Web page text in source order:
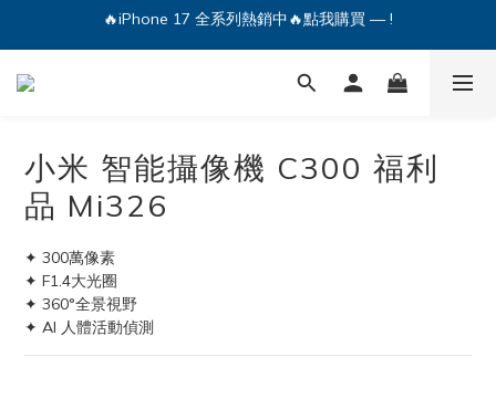
🔥iPhone 17 全系列熱銷中🔥點我購買 — !
💕加入Q哥 Line 新好友領優惠券！🎫
🔥iPhone 17 全系列熱銷中🔥點我購買 — !
小米 智能攝像機 C300 福利
品 Mi326
✦ 300萬像素
✦ F1.4大光圈
✦ 360°全景視野
✦ AI 人體活動偵測